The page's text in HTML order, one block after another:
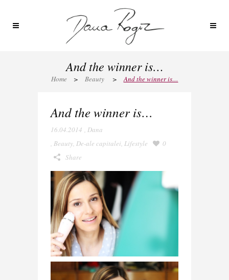
And the winner is…
Home > Beauty > And the winner is…
And the winner is…
16.04.2014 , Dana
, Beauty, De-ale capitalei, Lifestyle
0
Share